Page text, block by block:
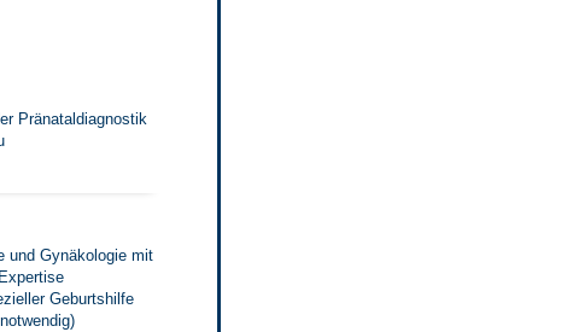
Pränataldiagnostik
und Gynäkologie mit
Geburtshilfe